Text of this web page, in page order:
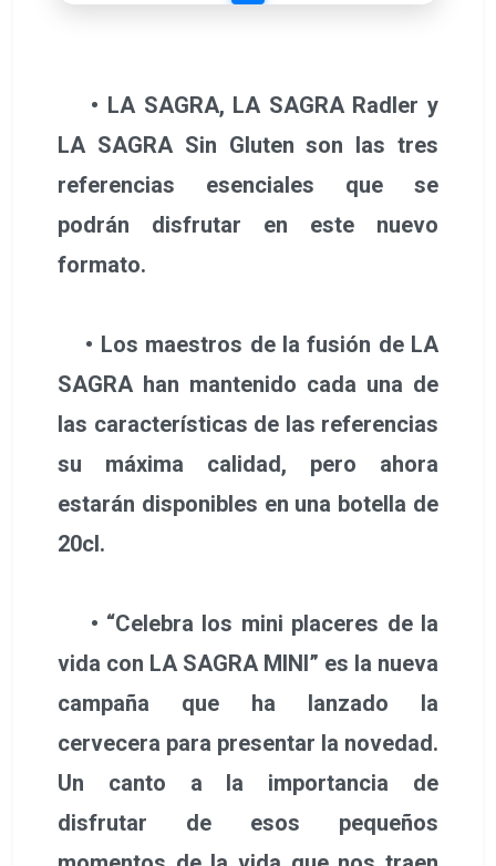
• LA SAGRA, LA SAGRA Radler y
LA SAGRA Sin Gluten son las tres
referencias esenciales que se
podrán disfrutar en este nuevo
formato.
• Los maestros de la fusión de LA
SAGRA han mantenido cada una de
las características de las referencias
su máxima calidad, pero ahora
estarán disponibles en una botella de
20cl.
• “Celebra los mini placeres de la
vida con LA SAGRA MINI” es la nueva
campaña que ha lanzado la
cervecera para presentar la novedad.
Un canto a la importancia de
disfrutar de esos pequeños